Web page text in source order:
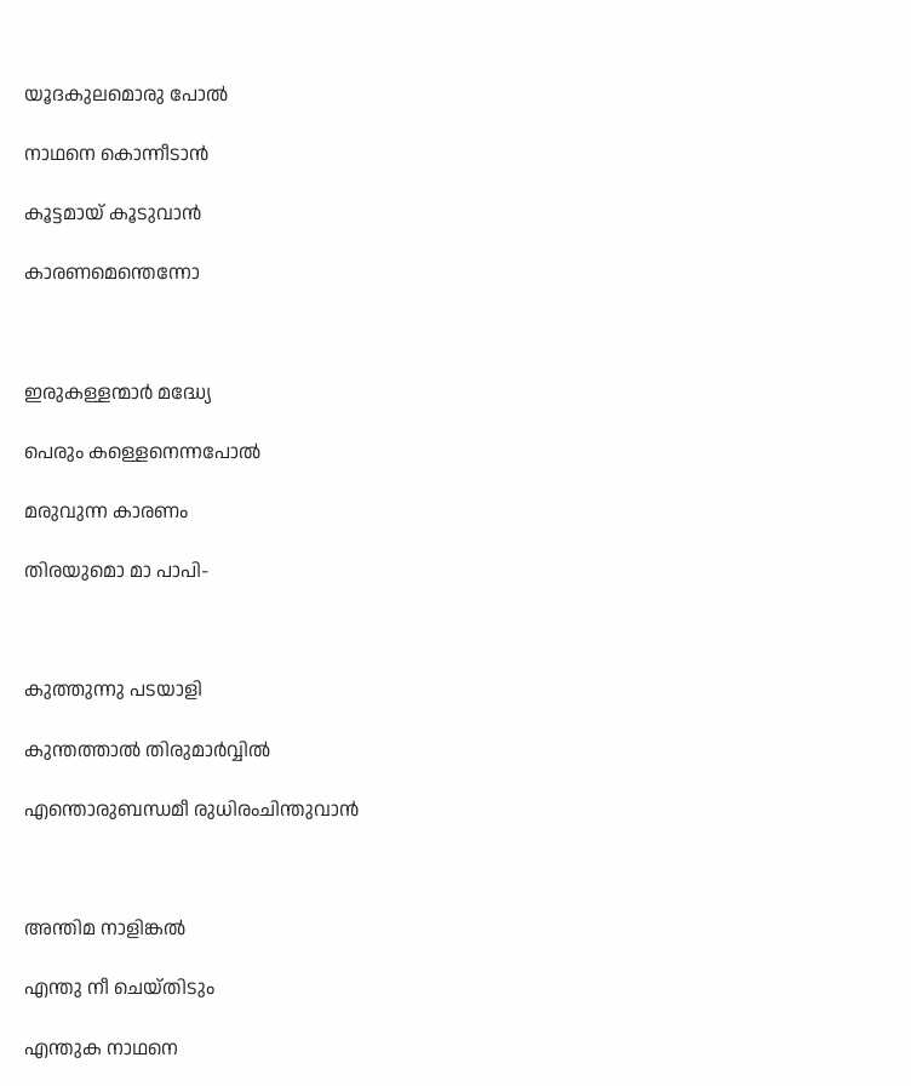
യൂദകുലമൊരു പോൽ
നാഥനെ കൊന്നീടാൻ
കൂട്ടമായ്‌ കൂടുവാൻ
കാരണമെന്തെന്നോ
ഇരുകള്ളന്മാർ മദ്ധ്യേ
പെരും കള്ളെനെന്നപോൽ
മരുവുന്ന കാരണം
തിരയുമൊ മാ പാപി-
കുത്തുന്നു പടയാളി
കുന്തത്താൽ തിരുമാർവ്വിൽ
എന്തൊരുബന്ധമീ രുധിരംചിന്തുവാൻ
അന്തിമ നാളിങ്കൽ
എന്തു നീ ചെയ്തിടും
എന്തുക നാഥനെ